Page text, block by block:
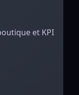
et KPI